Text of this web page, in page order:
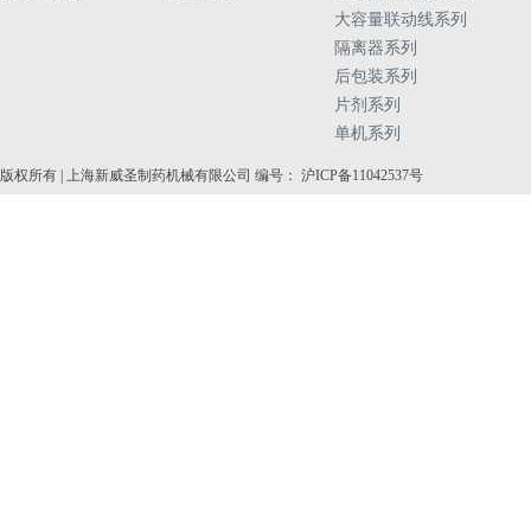
大容量联动线系列
隔离器系列
后包装系列
片剂系列
单机系列
版权所有 | 上海新威圣制药机械有限公司 编号： 沪ICP备11042537号